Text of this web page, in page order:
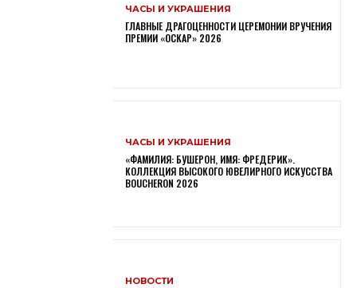
ЧАСЫ И УКРАШЕНИЯ
ГЛАВНЫЕ ДРАГОЦЕННОСТИ ЦЕРЕМОНИИ ВРУЧЕНИЯ
ПРЕМИИ «ОСКАР» 2026
ЧАСЫ И УКРАШЕНИЯ
«ФАМИЛИЯ: БУШЕРОН, ИМЯ: ФРЕДЕРИК».
КОЛЛЕКЦИЯ ВЫСОКОГО ЮВЕЛИРНОГО ИСКУССТВА
BOUCHERON 2026
НОВОСТИ